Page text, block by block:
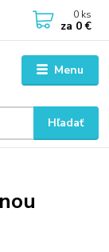
Menu
Hľadať
0 ks
za 0 €